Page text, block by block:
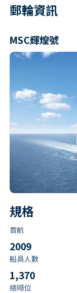
郵輪資訊
MSC輝煌號
規格
首航
2009
船員人數
1,370
總噸位